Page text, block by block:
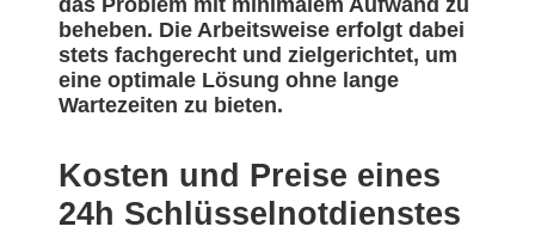
das Problem mit minimalem Aufwand zu
beheben. Die Arbeitsweise erfolgt dabei
stets fachgerecht und zielgerichtet, um
eine optimale Lösung ohne lange
Wartezeiten zu bieten.
Kosten und Preise eines
24h Schlüsselnotdienstes